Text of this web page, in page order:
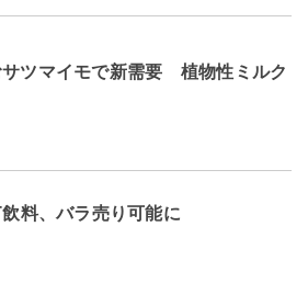
サツマイモで新需要 植物性ミルク
料、バラ売り可能に